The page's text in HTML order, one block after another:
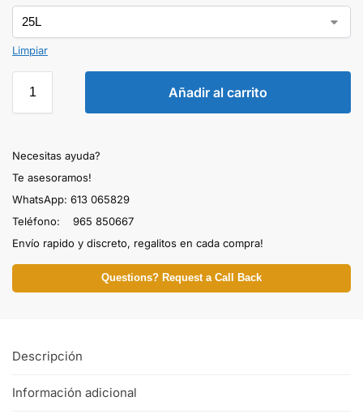
Limpiar
Añadir al carrito
Necesitas ayuda?
Te asesoramos!
WhatsApp: 613 065829
Teléfono: 965 850667
Envío rapido y discreto, regalitos en cada compra!
Questions? Request a Call Back
Descripción
Información adicional